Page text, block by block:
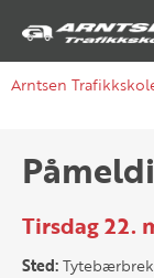
Arntsen
Tirsdag 22.
Sted: